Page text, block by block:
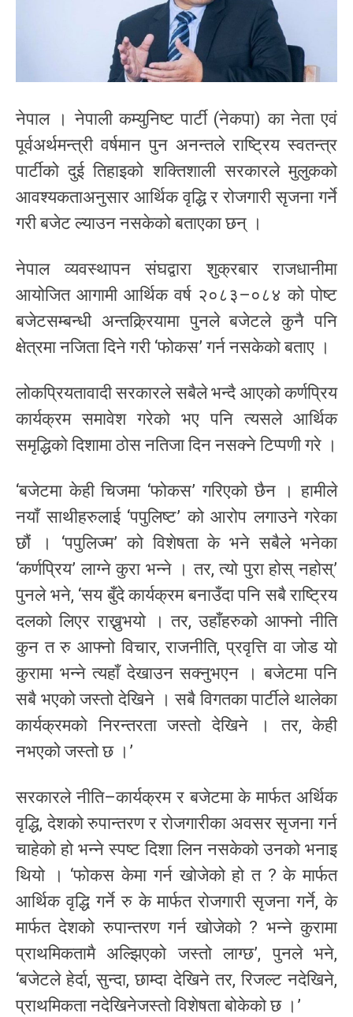
नेपाल । नेपाली कम्युनिष्ट पार्टी (नेकपा) का नेता एवं
पूर्वअर्थमन्त्री वर्षमान पुन अनन्तले राष्ट्रिय स्वतन्त्र
पार्टीको दुई तिहाइको शक्तिशाली सरकारले मुलुकको
आवश्यकताअनुसार आर्थिक वृद्धि र रोजगारी सृजना गर्ने
गरी बजेट ल्याउन नसकेको बताएका छन् ।
नेपाल व्यवस्थापन संघद्वारा शुक्रबार राजधानीमा
आयोजित आगामी आर्थिक वर्ष २०८३–०८४ को पोष्ट
बजेटसम्बन्धी अन्तक्र्रियामा पुनले बजेटले कुनै पनि
क्षेत्रमा नजिता दिने गरी ‘फोकस’ गर्न नसकेको बताए ।
लोकप्रियतावादी सरकारले सबैले भन्दै आएको कर्णप्रिय
कार्यक्रम समावेश गरेको भए पनि त्यसले आर्थिक
समृद्धिको दिशामा ठोस नतिजा दिन नसक्ने टिप्पणी गरे ।
‘बजेटमा केही चिजमा ‘फोकस’ गरिएको छैन । हामीले
नयाँ साथीहरुलाई ‘पपुलिष्ट’ को आरोप लगाउने गरेका
छौं । ‘पपुलिज्म’ को विशेषता के भने सबैले भनेका
‘कर्णप्रिय’ लाग्ने कुरा भन्ने । तर, त्यो पुरा होस् नहोस्’
पुनले भने, ‘सय बुँदे कार्यक्रम बनाउँदा पनि सबै राष्ट्रिय
दलको लिएर राख्नुभयो । तर, उहाँहरुको आफ्नो नीति
कुन त रु आफ्नो विचार, राजनीति, प्रवृत्ति वा जोड यो
कुरामा भन्ने त्यहाँ देखाउन सक्नुभएन । बजेटमा पनि
सबै भएको जस्तो देखिने । सबै विगतका पार्टीले थालेका
कार्यक्रमको निरन्तरता जस्तो देखिने । तर, केही
नभएको जस्तो छ ।’
सरकारले नीति–कार्यक्रम र बजेटमा के मार्फत अर्थिक
वृद्धि, देशको रुपान्तरण र रोजगारीका अवसर सृजना गर्न
चाहेको हो भन्ने स्पष्ट दिशा लिन नसकेको उनको भनाइ
थियो । ‘फोकस केमा गर्न खोजेको हो त ? के मार्फत
आर्थिक वृद्धि गर्ने रु के मार्फत रोजगारी सृजना गर्ने, के
मार्फत देशको रुपान्तरण गर्न खोजेको ? भन्ने कुरामा
प्राथमिकतामै अल्झिएको जस्तो लाग्छ’, पुनले भने,
‘बजेटले हेर्दा, सुन्दा, छाम्दा देखिने तर, रिजल्ट नदेखिने,
प्राथमिकता नदेखिनेजस्तो विशेषता बोकेको छ ।’